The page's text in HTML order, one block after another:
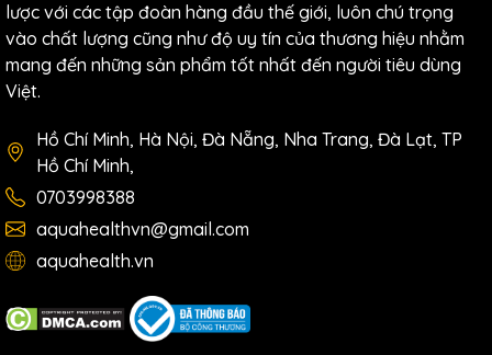
Nhiệt độ nước cấp
5～38℃
Tỉ lệ thu hồi nước tinh khiết
1:1
Chất lượng nước cấp
Nước máy sinh hoạt
Trọng lượng (Kg)
Kích thước (Rộng x Sâu x
Cao) (mm)
Vòi nước
Vị trí lắp đặt
lược với các tập đoàn hàng đầu thế giới, luôn chú trọng
vào chất lượng cũng như độ uy tín của thương hiệu nhằm
mang đến những sản phẩm tốt nhất đến người tiêu dùng
Việt.
Hồ Chí Minh, Hà Nội, Đà Nẵng, Nha Trang, Đà Lạt, TP
Hồ Chí Minh,
0703998388
aquahealthvn@gmail.com
aquahealth.vn